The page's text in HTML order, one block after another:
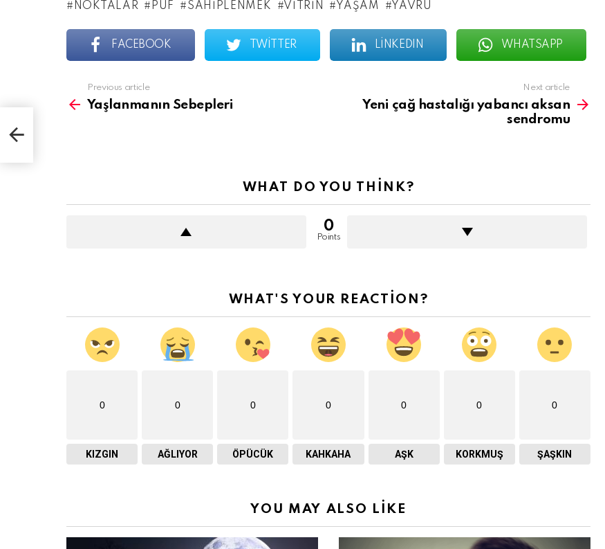
NOKTALAR
PÜF SAHIPLENMEK VITRIN YAŞAM YAVRU
FACEBOOK TWITTER LINKEDIN WHATSAPP
more
Previous article
Yaşlanmanın Sebepleri
Next article
Yeni çağ hastalığı yabancı aksan
sendromu
WHAT DO YOU THINK?
0
Points
WHAT'S YOUR REACTION?
0
KIZGIN
0
AĞLIYOR
0
ÖPÜCÜK
0
KAHKAHA
0
AŞK
0
KORKMUŞ
0
ŞAŞKIN
YOU MAY ALSO LIKE